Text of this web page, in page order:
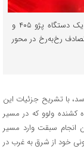
رئیس پلیس راه راهور فراجا از جان‌باختن ۴ سرنشین یک دستگاه پژو ۴۰۵ و
رخ‌به‌رخ در محور
با تشریح جزئیات این
خرداد، یک دستگاه کشنده ولوو که در مسیر
انجام سبقت وارد مسیر
۴۰۵ که در مسیر قانونی خود از شرق به غرب در